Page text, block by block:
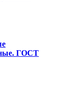
ГОСТ